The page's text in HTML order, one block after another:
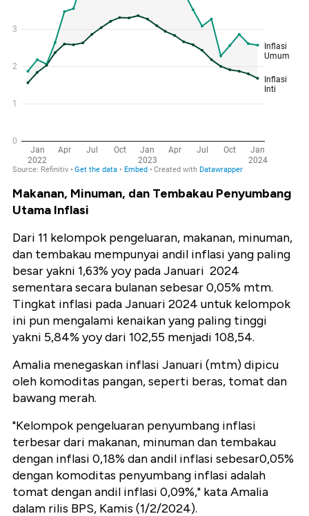
Makanan, Minuman, dan Tembakau Penyumbang
Utama Inflasi
Dari 11 kelompok pengeluaran, makanan, minuman,
dan tembakau mempunyai andil inflasi yang paling
besar yakni 1,63% yoy pada Januari 2024
sementara secara bulanan sebesar 0,05% mtm.
Tingkat inflasi pada Januari 2024 untuk kelompok
ini pun mengalami kenaikan yang paling tinggi
yakni 5,84% yoy dari 102,55 menjadi 108,54.
Amalia menegaskan inflasi Januari (mtm) dipicu
oleh komoditas pangan, seperti beras, tomat dan
bawang merah.
"Kelompok pengeluaran penyumbang inflasi
terbesar dari makanan, minuman dan tembakau
dengan inflasi 0,18% dan andil inflasi sebesar0,05%
dengan komoditas penyumbang inflasi adalah
tomat dengan andil inflasi 0,09%," kata Amalia
dalam rilis BPS, Kamis (1/2/2024).